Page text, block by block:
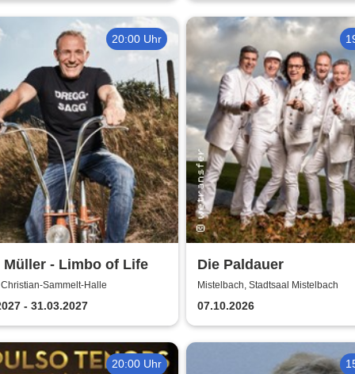
20:00 Uhr
Müller - Limbo of Life
Sammelt-Halle
- 31.03.2027
Die Paldauer
Mistelbach, Stadtsaal Mistelbach
07.10.2026
20:00 Uhr